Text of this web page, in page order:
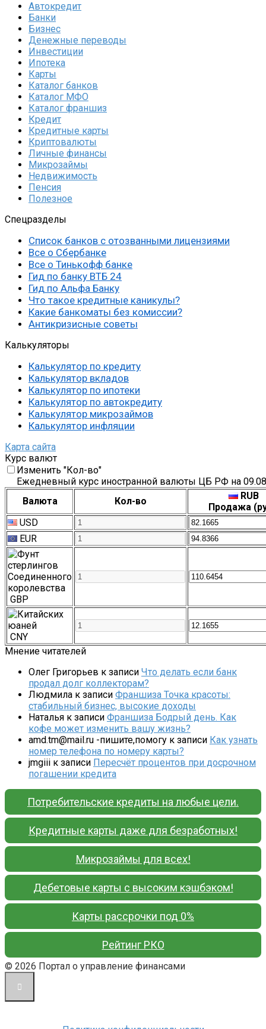
Автокредит
Банки
Бизнес
Денежные переводы
Инвестиции
Ипотека
Карты
Каталог банков
Каталог МФО
Каталог франшиз
Кредит
Кредитные карты
Криптовалюты
Личные финансы
Микрозаймы
Недвижимость
Пенсия
Полезное
Спецразделы
Список банков с отозванными лицензиями
Все о Сбербанке
Все о Тинькофф банке
Гид по банку ВТБ 24
Гид по Альфа Банку
Что такое кредитные каникулы?
Какие банкоматы без комиссии?
Антикризисные советы
Калькуляторы
Калькулятор по кредиту
Калькулятор вкладов
Калькулятор по ипотеки
Калькулятор по автокредиту
Калькулятор микрозаймов
Калькулятор инфляции
Карта сайта
Курс валют
Изменить "Кол-во"
Ежедневный курс иностранной валюты ЦБ РФ на
Валюта
Кол-во
RUB
Продажа
USD
EUR
GBP
CNY
Мнение читателей
Олег Григорьев к записи Что делать если банк
продал долг коллекторам?
Людмила к записи Франшиза Точка красоты:
стабильный бизнес, высокие доходы
Наталья к записи Франшиза Бодрый день. Как
кофе может изменить вашу жизнь?
amd.tm@mail.ru -пишите,помогу к записи Как узнать
номер телефона по номеру карты?
jmgiii к записи Пересчёт процентов при досрочном
погашении кредита
Потребительские кредиты на любые цели.
Кредитные карты даже для безработных!
Микрозаймы для всех!
Дебетовые карты с высоким кэшбэком!
Карты рассрочки под 0%
Рейтинг РКО
© 2026 Портал о управление финансами